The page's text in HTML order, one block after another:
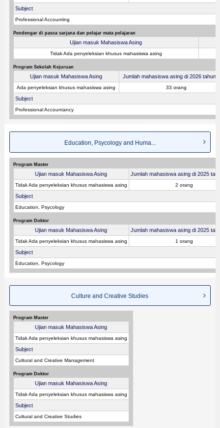
Subject
Professional Accounting
Pendengar di pasca sarjana dan pelajar mata pelajaran
Ujian masuk Mahasiswa Asing
Tidak Ada penyeleksian khusus mahasiswa asing
Program Sekolah Kejuruan
Ujian masuk Mahasiswa Asing Jumlah mahasiswa asing di 2026 tahun
Ada penyeleksian khusus mahasiswa asing 33 orang
Subject
Professional Accountancy
Education, Psycology and Huma...
Program Master
Ujian masuk Mahasiswa Asing Jumlah mahasiswa asing di 2025
Tidak Ada penyeleksian khusus mahasiswa asing 2 orang
Subject
Education, Psycology
Program Doktor
Ujian masuk Mahasiswa Asing Jumlah mahasiswa asing di 2025
Tidak Ada penyeleksian khusus mahasiswa asing 1 orang
Subject
Education, Psycology
Culture and Creative Studies
Program Master
Ujian masuk Mahasiswa Asing
Tidak Ada penyeleksian khusus mahasiswa asing
Subject
Cultural and Creative Management
Program Doktor
Ujian masuk Mahasiswa Asing
Tidak Ada penyeleksian khusus mahasiswa asing
Subject
Cultural and Creative Studies